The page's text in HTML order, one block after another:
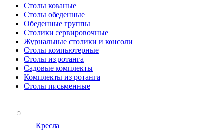
Столы кованые
Столы обеденные
Обеденные группы
Столики сервировочные
Журнальные столики и консоли
Столы компьютерные
Столы из ротанга
Садовые комплекты
Комплекты из ротанга
Столы письменные
Кресла